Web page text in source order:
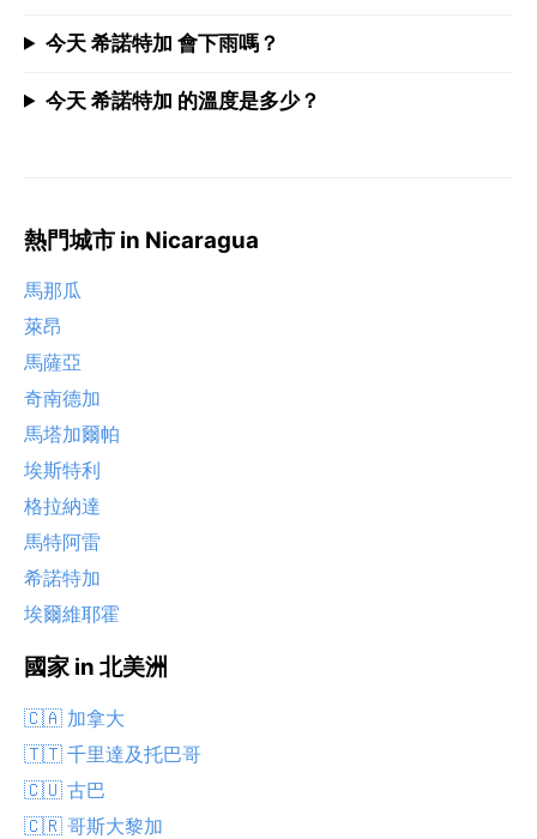
今天 希諾特加 會下雨嗎？
今天 希諾特加 的溫度是多少？
熱門城市 in Nicaragua
馬那瓜
萊昂
馬薩亞
奇南德加
馬塔加爾帕
埃斯特利
格拉納達
馬特阿雷
希諾特加
埃爾維耶霍
國家 in 北美洲
🇨🇦 加拿大
🇹🇹 千里達及托巴哥
🇨🇺 古巴
🇨🇷 哥斯大黎加